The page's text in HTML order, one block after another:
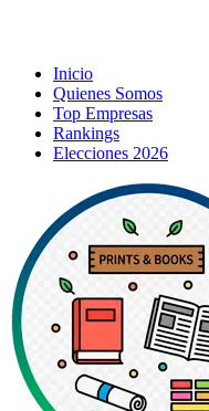
Inicio
Quienes Somos
Top Empresas
Rankings
Elecciones 2026